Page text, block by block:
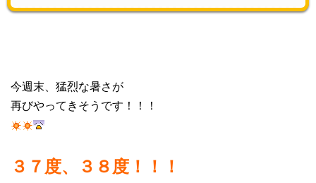
今週末、猛烈な暑さが
再びやってきそうです！！！
３７度、３８度！！！